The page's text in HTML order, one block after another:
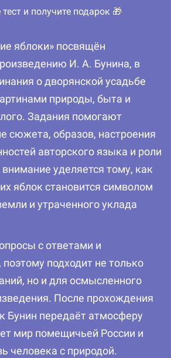
и получите подарок 🎁
яблоки» посвящён
И. А. Бунина, в
о дворянской усадьбе
природы, быта и
Задания помогают
сюжета, образов, настроения
авторского языка и роли
уделяется тому, как
яблок становится символом
и утраченного уклада
с ответами и
подходит не только
но и для осмысленного
После прохождения
Бунин передаёт атмосферу
мир помещичьей России и
человека с природой.